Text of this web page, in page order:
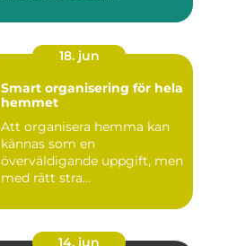
18. jun
Smart organisering för hela
hemmet
Att organisera hemma kan
kännas som en
överväldigande uppgift, men
med rätt stra...
14. jun